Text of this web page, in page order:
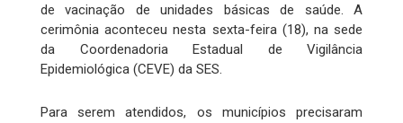
de vacinação de unidades básicas de saúde. A
cerimônia aconteceu nesta sexta-feira (18), na sede
da Coordenadoria Estadual de Vigilância
Epidemiológica (CEVE) da SES.
Para serem atendidos, os municípios precisaram